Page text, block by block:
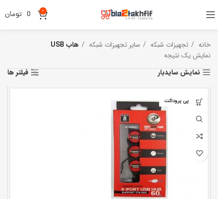
0
0 تومان
خانه تجهیزات شبکه سایر تجهیزات شبکه
هاب USB
نمایش یک نتیجه
نمایش سایدبار
فیلتر ها
ایکس پی پروداکت